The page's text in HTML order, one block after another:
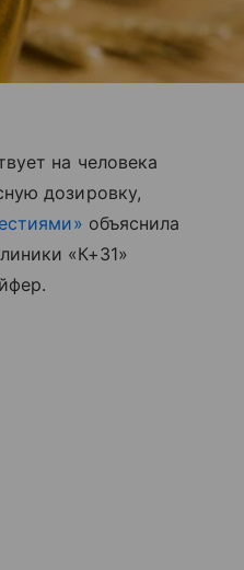
на человека
дозировку,
объяснила
«К+31»